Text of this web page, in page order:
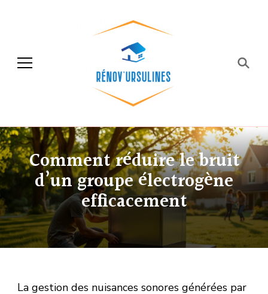
Rénov'ursulines
Comment réduire le bruit
d’un groupe électrogène
efficacement
La gestion des nuisances sonores générées par